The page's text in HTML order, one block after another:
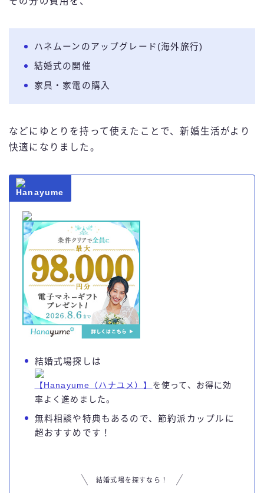
ハネムーンのアップグレード(海外旅行)
結婚式の開催
家具・家電の購入
などにゆとりを持って使えたことで、新婚生活がより
快適になりました。
Hanayume
結婚式場探しは
【Hanayume（ハナユメ）】 を使って、お得に効
率よく進めました。
無料相談や特典もあるので、節約派カップルに
超おすすめです！
結婚式場を探すなら！